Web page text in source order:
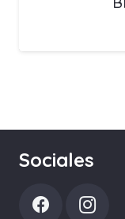
Sociales